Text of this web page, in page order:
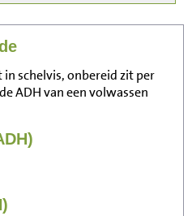
in schelvis, onbereid zit per
ADH van een volwassen